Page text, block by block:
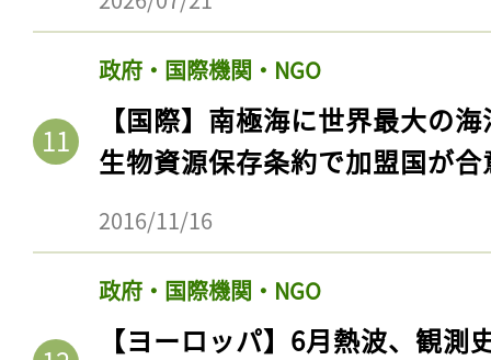
政府・国際機関・NGO
【国際】南極海に世界最大の
生物資源保存条約で加盟国が合
2016/11/16
政府・国際機関・NGO
【ヨーロッパ】6月熱波、観